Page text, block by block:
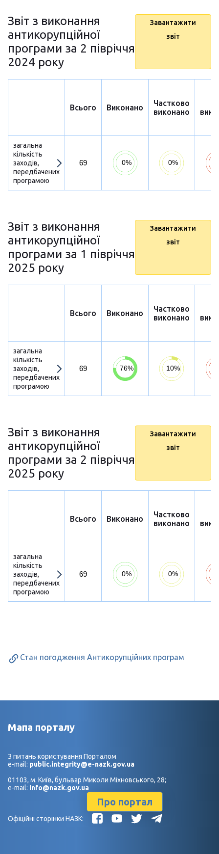
Звіт з виконання
антикорупційної
програми за 2 півріччя
2024 року
Завантажити
звіт
Всього Виконано
Частково
виконано
загальна
кількість
заходів,
передбачених
програмою
69
Звіт з виконання
антикорупційної
програми за 1 півріччя
2025 року
Завантажити
звіт
Всього Виконано
Частково
виконано
загальна
кількість
заходів,
передбачених
програмою
69
Звіт з виконання
антикорупційної
програми за 2 півріччя
2025 року
Завантажити
звіт
Всього Виконано
Частково
виконано
загальна
кількість
заходів,
передбачених
програмою
69
Стан погодження Антикорупційних програм
Мапа порталу
З питань користування Порталом
e-mail: public.integrity@e-nazk.gov.ua
01103, м. Київ, бульвар Миколи Міхновського, 28;
e-mail: info@nazk.gov.ua
Про портал
Офіційні сторінки НАЗК: